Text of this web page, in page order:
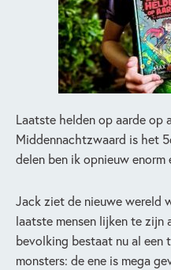
Laatste helden op aarde op
Middennachtzwaard is het
delen ben ik opnieuw enorm
Jack ziet de nieuwe wereld
laatste mensen lijken te zijn
bevolking bestaat nu al
monsters: de ene is mega